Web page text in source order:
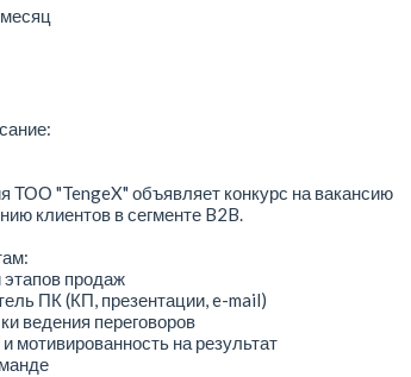
ТОО "TengeX" объявляет конкурс на вакансию
клиентов в сегменте B2B.
продаж
ПК (КП, презентации, e-mail)
ведения переговоров
мотивированность на результат